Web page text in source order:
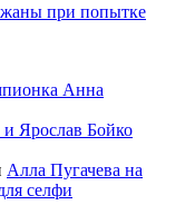
при попытке
Анна
Ярослав Бойко
Алла Пугачева на
селфи